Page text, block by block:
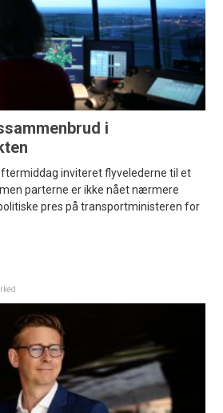
i
inviteret flyvelederne til et
parterne er ikke nået nærmere
pres på transportministeren for